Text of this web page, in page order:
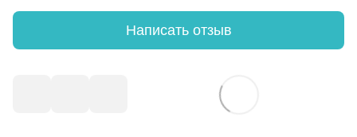
Написать отзыв